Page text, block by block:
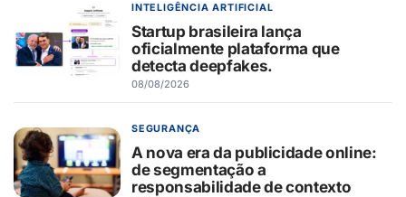
INTELIGÊNCIA ARTIFICIAL
Startup brasileira lança
oficialmente plataforma que
detecta deepfakes.
08/08/2026
SEGURANÇA
A nova era da publicidade online:
de segmentação a
responsabilidade de contexto